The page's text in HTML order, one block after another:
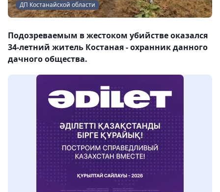
ДП Костанайской области
Подозреваемым в жестоком убийстве оказался
34-летний житель Костаная - охранник данного
дачного общества.